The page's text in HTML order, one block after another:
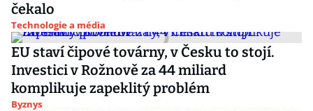
čekalo
Technologie a média
EU staví čipové továrny, v Česku to stojí.
Investici v Rožnově za 44 miliard
komplikuje zapeklitý problém
Byznys